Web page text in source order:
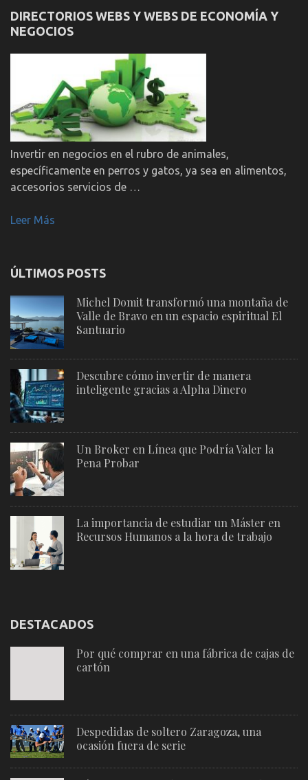
DIRECTORIOS WEBS Y WEBS DE ECONOMÍA Y
NEGOCIOS
Invertir en negocios en el rubro de animales,
específicamente en perros y gatos, ya sea en alimentos,
accesorios servicios de …
Leer Más
ÚLTIMOS POSTS
Michel Domit transformó una montaña de
Valle de Bravo en un espacio espiritual El
Santuario
Descubre cómo invertir de manera
inteligente gracias a Alpha Dinero
Un Broker en Línea que Podría Valer la
Pena Probar
La importancia de estudiar un Máster en
Recursos Humanos a la hora de trabajo
DESTACADOS
Por qué comprar en una fábrica de cajas de
cartón
Despedidas de soltero Zaragoza, una
ocasión fuera de serie